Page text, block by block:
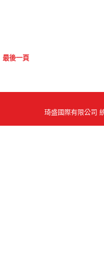
最後一頁
琦盛國際有限公司